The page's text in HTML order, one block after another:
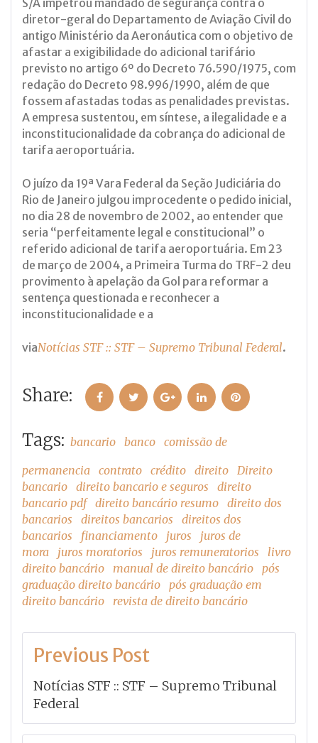
S/A impetrou mandado de segurança contra o
diretor-geral do Departamento de Aviação Civil do
antigo Ministério da Aeronáutica com o objetivo de
afastar a exigibilidade do adicional tarifário
previsto no artigo 6º do Decreto 76.590/1975, com
redação do Decreto 98.996/1990, além de que
fossem afastadas todas as penalidades previstas.
A empresa sustentou, em síntese, a ilegalidade e a
inconstitucionalidade da cobrança do adicional de
tarifa aeroportuária.
O juízo da 19ª Vara Federal da Seção Judiciária do
Rio de Janeiro julgou improcedente o pedido inicial,
no dia 28 de novembro de 2002, ao entender que
seria “perfeitamente legal e constitucional” o
referido adicional de tarifa aeroportuária. Em 23
de março de 2004, a Primeira Turma do TRF-2 deu
provimento à apelação da Gol para reformar a
sentença questionada e reconhecer a
inconstitucionalidade e a
viaNotícias STF :: STF – Supremo Tribunal Federal.
Share: FacebookTwitter Google+LinkedInPinterest
Tags: bancario banco comissão de
permanencia contrato crédito direito Direito
bancario direito bancario e seguros
direito
bancario pdf direito bancário resumo direito dos
bancarios
direitos bancarios
direitos dos
bancarios
financiamento juros
juros de
mora
juros moratorios juros remuneratorios
livro
direito bancário
manual de direito bancário pós
graduação direito bancário pós graduação em
direito bancário
revista de direito bancário
Navegação
Post
Previous Post
Notícias STF :: STF – Supremo Tribunal
Federal